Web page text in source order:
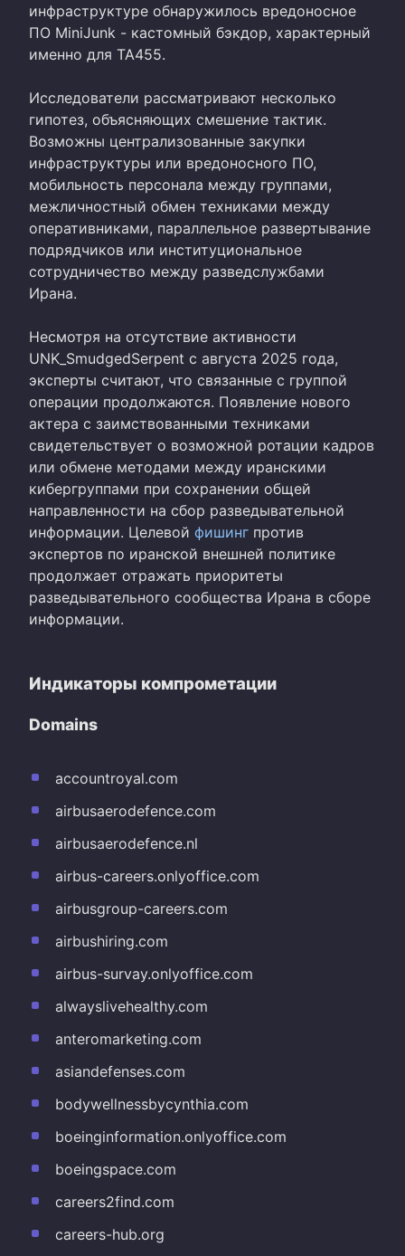
инфраструктуре обнаружилось вредоносное
ПО MiniJunk - кастомный бэкдор, характерный
именно для TA455.
Исследователи рассматривают несколько
гипотез, объясняющих смешение тактик.
Возможны централизованные закупки
инфраструктуры или вредоносного ПО,
мобильность персонала между группами,
межличностный обмен техниками между
оперативниками, параллельное развертывание
подрядчиков или институциональное
сотрудничество между разведслужбами
Ирана.
Несмотря на отсутствие активности
UNK_SmudgedSerpent с августа 2025 года,
эксперты считают, что связанные с группой
операции продолжаются. Появление нового
актера с заимствованными техниками
свидетельствует о возможной ротации кадров
или обмене методами между иранскими
кибергруппами при сохранении общей
направленности на сбор разведывательной
информации. Целевой фишинг против
экспертов по иранской внешней политике
продолжает отражать приоритеты
разведывательного сообщества Ирана в сборе
информации.
Индикаторы компрометации
Domains
accountroyal.com
airbusaerodefence.com
airbusaerodefence.nl
airbus-careers.onlyoffice.com
airbusgroup-careers.com
airbushiring.com
airbus-survay.onlyoffice.com
alwayslivehealthy.com
anteromarketing.com
asiandefenses.com
bodywellnessbycynthia.com
boeinginformation.onlyoffice.com
boeingspace.com
careers2find.com
careers-hub.org